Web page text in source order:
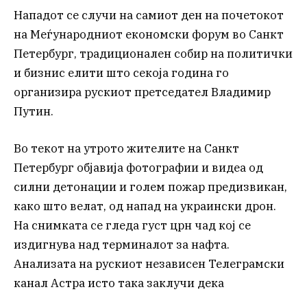
Нападот се случи на самиот ден на почетокот
на Меѓународниот економски форум во Санкт
Петербург, традиционален собир на политички
и бизнис елити што секоја година го
организира рускиот претседател Владимир
Путин.
Во текот на утрото жителите на Санкт
Петербург објавија фотографии и видеа од
силни детонации и голем пожар предизвикан,
како што велат, од напад на украински дрон.
На снимката се гледа густ црн чад кој се
издигнува над терминалот за нафта.
Анализата на рускиот независен Телеграмски
канал Астра исто така заклучи дека